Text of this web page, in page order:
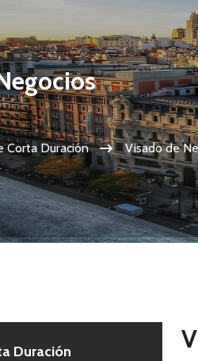
Corta Duración Visado de
Duración